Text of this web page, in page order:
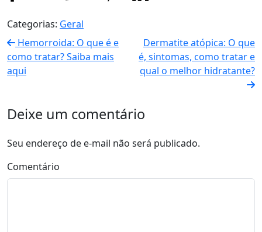
Categorias: Geral
Hemorroida: O que é e
como tratar? Saiba mais
aqui
Dermatite atópica: O que
é, sintomas, como tratar e
qual o melhor hidratante?
Deixe um comentário
Seu endereço de e-mail não será publicado.
Comentário